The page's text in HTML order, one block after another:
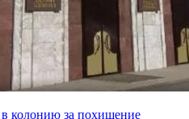
колонию за похищение